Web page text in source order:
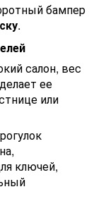
бампер
.
салон, вес
ее
или
ключей,